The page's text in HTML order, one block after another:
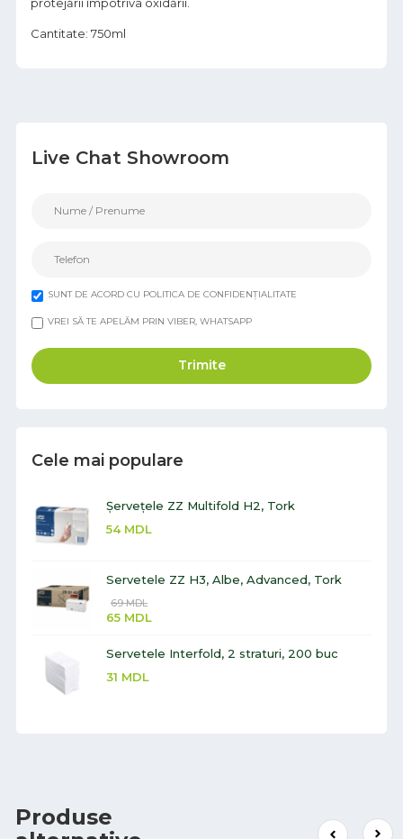
Live Chat Showroom
SUNT DE ACORD CU POLITICA DE CONFIDENȚIALITATE
VREI SĂ TE APELĂM PRIN VIBER, WHATSAPP
Trimite
Cele mai populare
Șervețele ZZ Multifold H2, Tork
54 MDL
Servetele ZZ H3, Albe, Advanced, Tork
69MDL
65 MDL
Servetele Interfold, 2 straturi, 200 buc
31 MDL
Cantitate: 750ml
Produse